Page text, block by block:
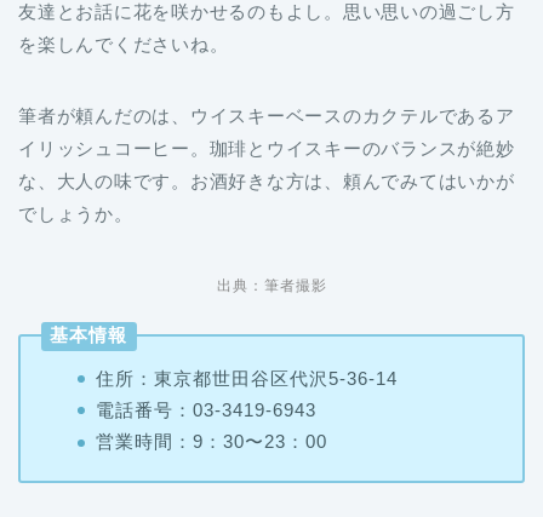
友達とお話に花を咲かせるのもよし。思い思いの過ごし方
を楽しんでくださいね。
筆者が頼んだのは、ウイスキーベースのカクテルであるア
イリッシュコーヒー。珈琲とウイスキーのバランスが絶妙
な、大人の味です。お酒好きな方は、頼んでみてはいかが
でしょうか。
出典：筆者撮影
基本情報
住所：東京都世田谷区代沢5-36-14
電話番号：03-3419-6943
営業時間：9：30〜23：00